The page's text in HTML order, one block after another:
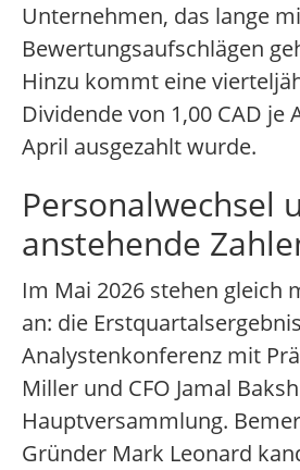
Unternehmen, das lange
Bewertungsaufschlägen
Hinzu kommt eine
Dividende von 1,00 CAD je
April ausgezahlt wurde.
Personalwechsel
anstehende
Im Mai 2026 stehen gleich
an: die
Analystenkonferenz mit
Miller und CFO Jamal
Hauptversammlung.
Gründer Mark Leonard